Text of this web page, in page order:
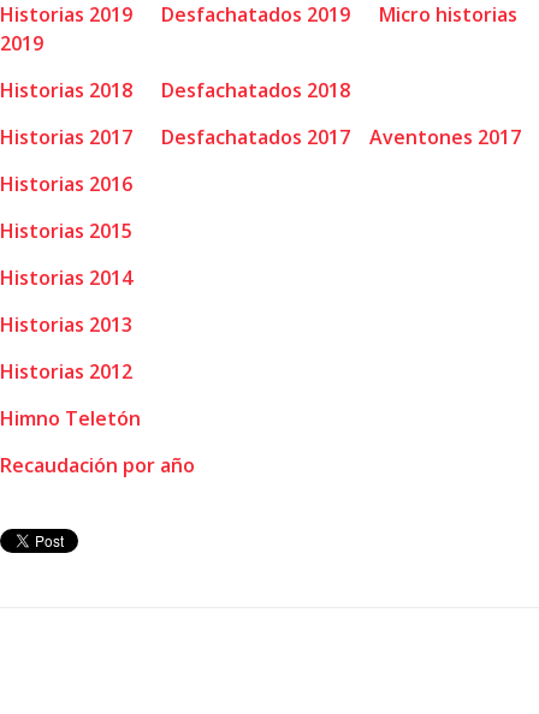
Historias 2019
Desfachatados 2019
Micro historias
2019
Historias 2018
Desfachatados 2018
Historias 2017
Desfachatados 2017
Aventones 2017
Historias 2016
Historias 2015
Historias 2014
Historias 2013
Historias 2012
Himno Teletón
Recaudación por año